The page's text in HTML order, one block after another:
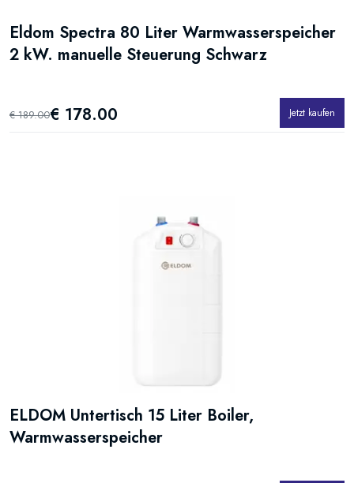
Eldom Spectra 80 Liter Warmwasserspeicher
2 kW. manuelle Steuerung Schwarz
€ 189.00€ 178.00 Jetzt kaufen
ELDOM Untertisch 15 Liter Boiler,
Warmwasserspeicher